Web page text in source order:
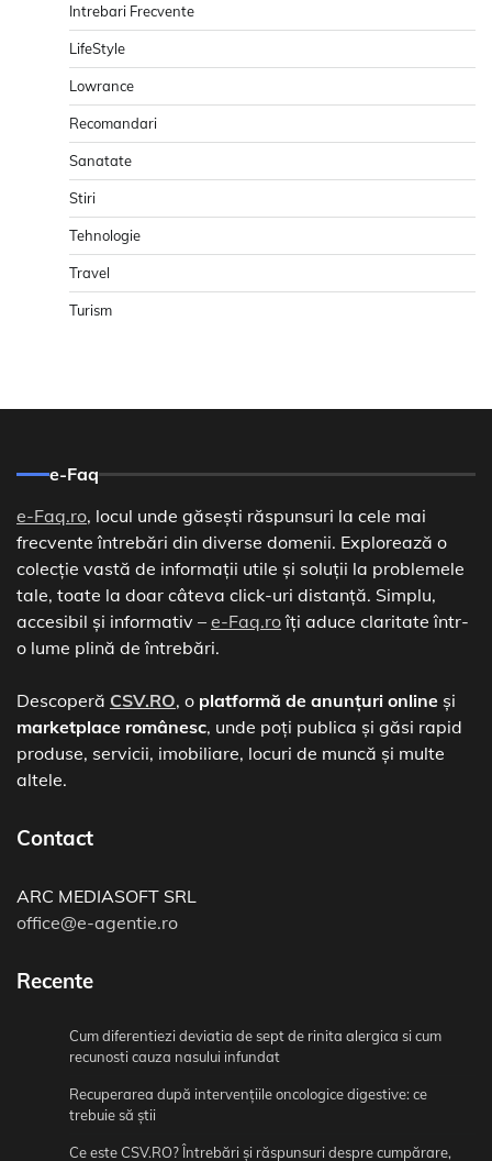
Intrebari Frecvente
LifeStyle
Lowrance
Recomandari
Sanatate
Stiri
Tehnologie
Travel
Turism
e-Faq
e-Faq.ro, locul unde găsești răspunsuri la cele mai
frecvente întrebări din diverse domenii. Explorează o
colecție vastă de informații utile și soluții la problemele
tale, toate la doar câteva click-uri distanță. Simplu,
accesibil și informativ – e-Faq.roîți aduce claritate într-
o lume plină de întrebări.
Descoperă CSV.RO, o platformă de anunțuri online și
marketplace românesc, unde poți publica și găsi rapid
produse, servicii, imobiliare, locuri de muncă și multe
altele.
Contact
ARC MEDIASOFT SRL
office@e-agentie.ro
Recente
Cum diferentiezi deviatia de sept de rinita alergica si cum
recunosti cauza nasului infundat
Recuperarea după intervențiile oncologice digestive: ce
trebuie să știi
Ce este CSV.RO? Întrebări și răspunsuri despre cumpărare,